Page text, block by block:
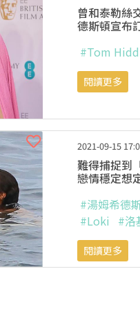
曾和泰勒絲
德斯頓宣布
#Tom
閱讀更多
2021-09-15
難得捕捉到
戀情穩定想
#湯姆希德
#Loki
#洛
閱讀更多